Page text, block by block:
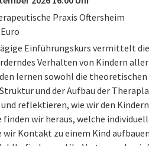
Praxis Oftersheim
Einführungskurs vermittelt
Verhalten von Kindern
lernen sowohl die
und der Aufbau der
reflektieren, wie wir den
finden wir heraus, welche
wir Kontakt zu einem Kind